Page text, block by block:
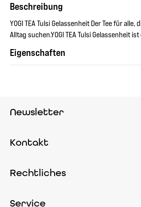
Beschreibung
YOGI TEA Tulsi Gelassenheit Der Tee für alle,
Alltag suchen.YOGI TEA Tulsi Gelassenheit
Eigenschaften
Newsletter
Kontakt
Rechtliches
Service